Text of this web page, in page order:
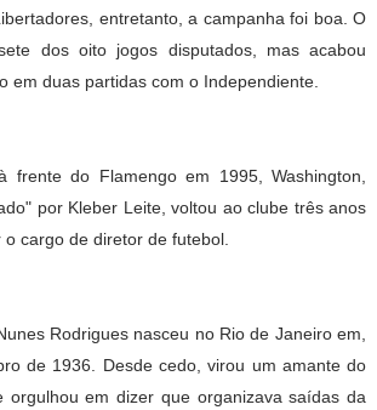
entretanto, a campanha foi boa. O
dos oito jogos disputados, mas acabou
em duas partidas com o Independiente.
frente do Flamengo em 1995, Washington,
por Kleber Leite, voltou ao clube três anos
cargo de diretor de futebol.
Rodrigues nasceu no Rio de Janeiro em,
de 1936. Desde cedo, virou um amante do
orgulhou em dizer que organizava saídas da